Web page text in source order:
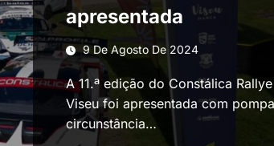
apresentada
9 De Agosto De 2024
A 11.ª edição do Constálica
Viseu foi apresentada com
circunstância…